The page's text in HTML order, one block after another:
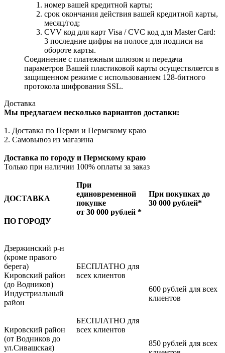
номер вашей кредитной карты;
cрок окончания действия вашей кредитной карты,
месяц/год;
CVV код для карт Visa / CVC код для Master Card:
3 последние цифры на полосе для подписи на
обороте карты.
Соединение с платежным шлюзом и передача
параметров Вашей пластиковой карты осуществляется в
защищенном режиме с использованием 128-битного
протокола шифрования SSL.
Доставка
Мы предлагаем несколько вариантов доставки:
1. Доставка по Перми и Пермскому краю
2. Самовывоз из магазина
Доставка по городу и Пермскому краю
Только при наличии 100% оплаты за заказ
ДОСТАВКА
При
единовременной
покупке
от 30 000 рублей *
При покупках до
30 000 рублей*
ПО ГОРОДУ
Дзержинский р-н
(кроме правого
берега)
Кировский район
(до Водников)
Индустриальный
район
Кировский район
(от Водников до
ул.Сивашская)
БЕСПЛАТНО для
всех клиентов
БЕСПЛАТНО для
всех клиентов
600 рублей для всех
клиентов
850 рублей для всех